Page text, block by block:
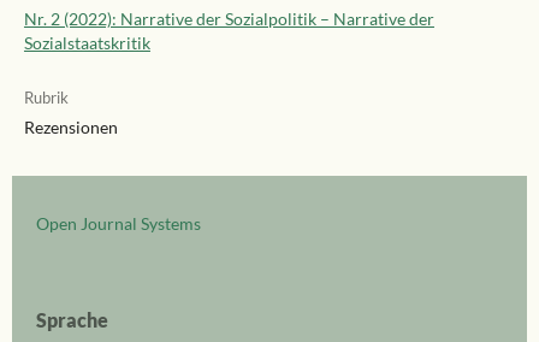
Nr. 2 (2022): Narrative der Sozialpolitik – Narrative der
Sozialstaatskritik
Rubrik
Rezensionen
Open Journal Systems
Sprache